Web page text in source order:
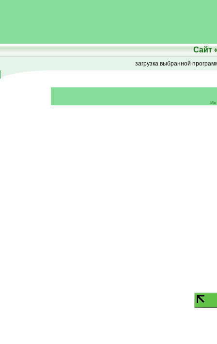
Сайт
загрузка выбранной